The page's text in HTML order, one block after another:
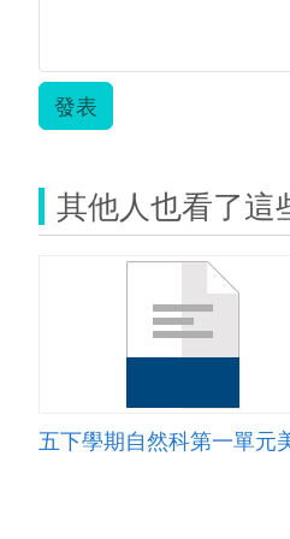
發表
其他人也看了這